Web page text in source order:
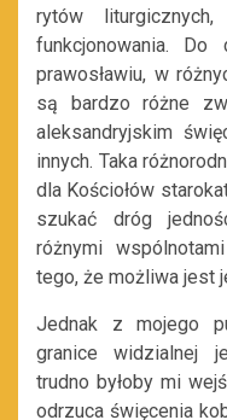
rytów
funkcjonowania.
prawosławiu, w
są bardzo różne
aleksandryjskim
innych. Taka
dla Kościołów
szukać dróg
różnymi
tego, że możliwa jest
Jednak z mojego
granice widzialnej
trudno byłoby mi
odrzuca święcenia